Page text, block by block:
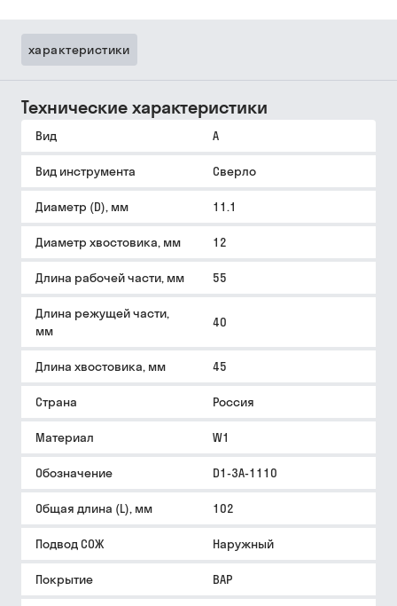
характеристики
Технические характеристики
Вид A
Вид инструмента Сверло
Диаметр (D), мм 11.1
Диаметр хвостовика, мм 12
Длина рабочей части, мм 55
Длина режущей части,
мм
40
Длина хвостовика, мм 45
Страна Россия
Материал W1
Обозначение D1-3A-1110
Общая длина (L), мм 102
Подвод СОЖ Наружный
Покрытие BAP